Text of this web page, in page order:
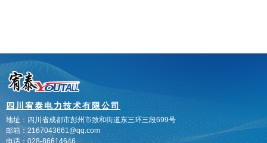
四川宥泰电力技术有限公司
地址：四川省成都市彭州市致和街道东三环三段699号
邮箱：2167043661@qq.com
电话：028-86614646